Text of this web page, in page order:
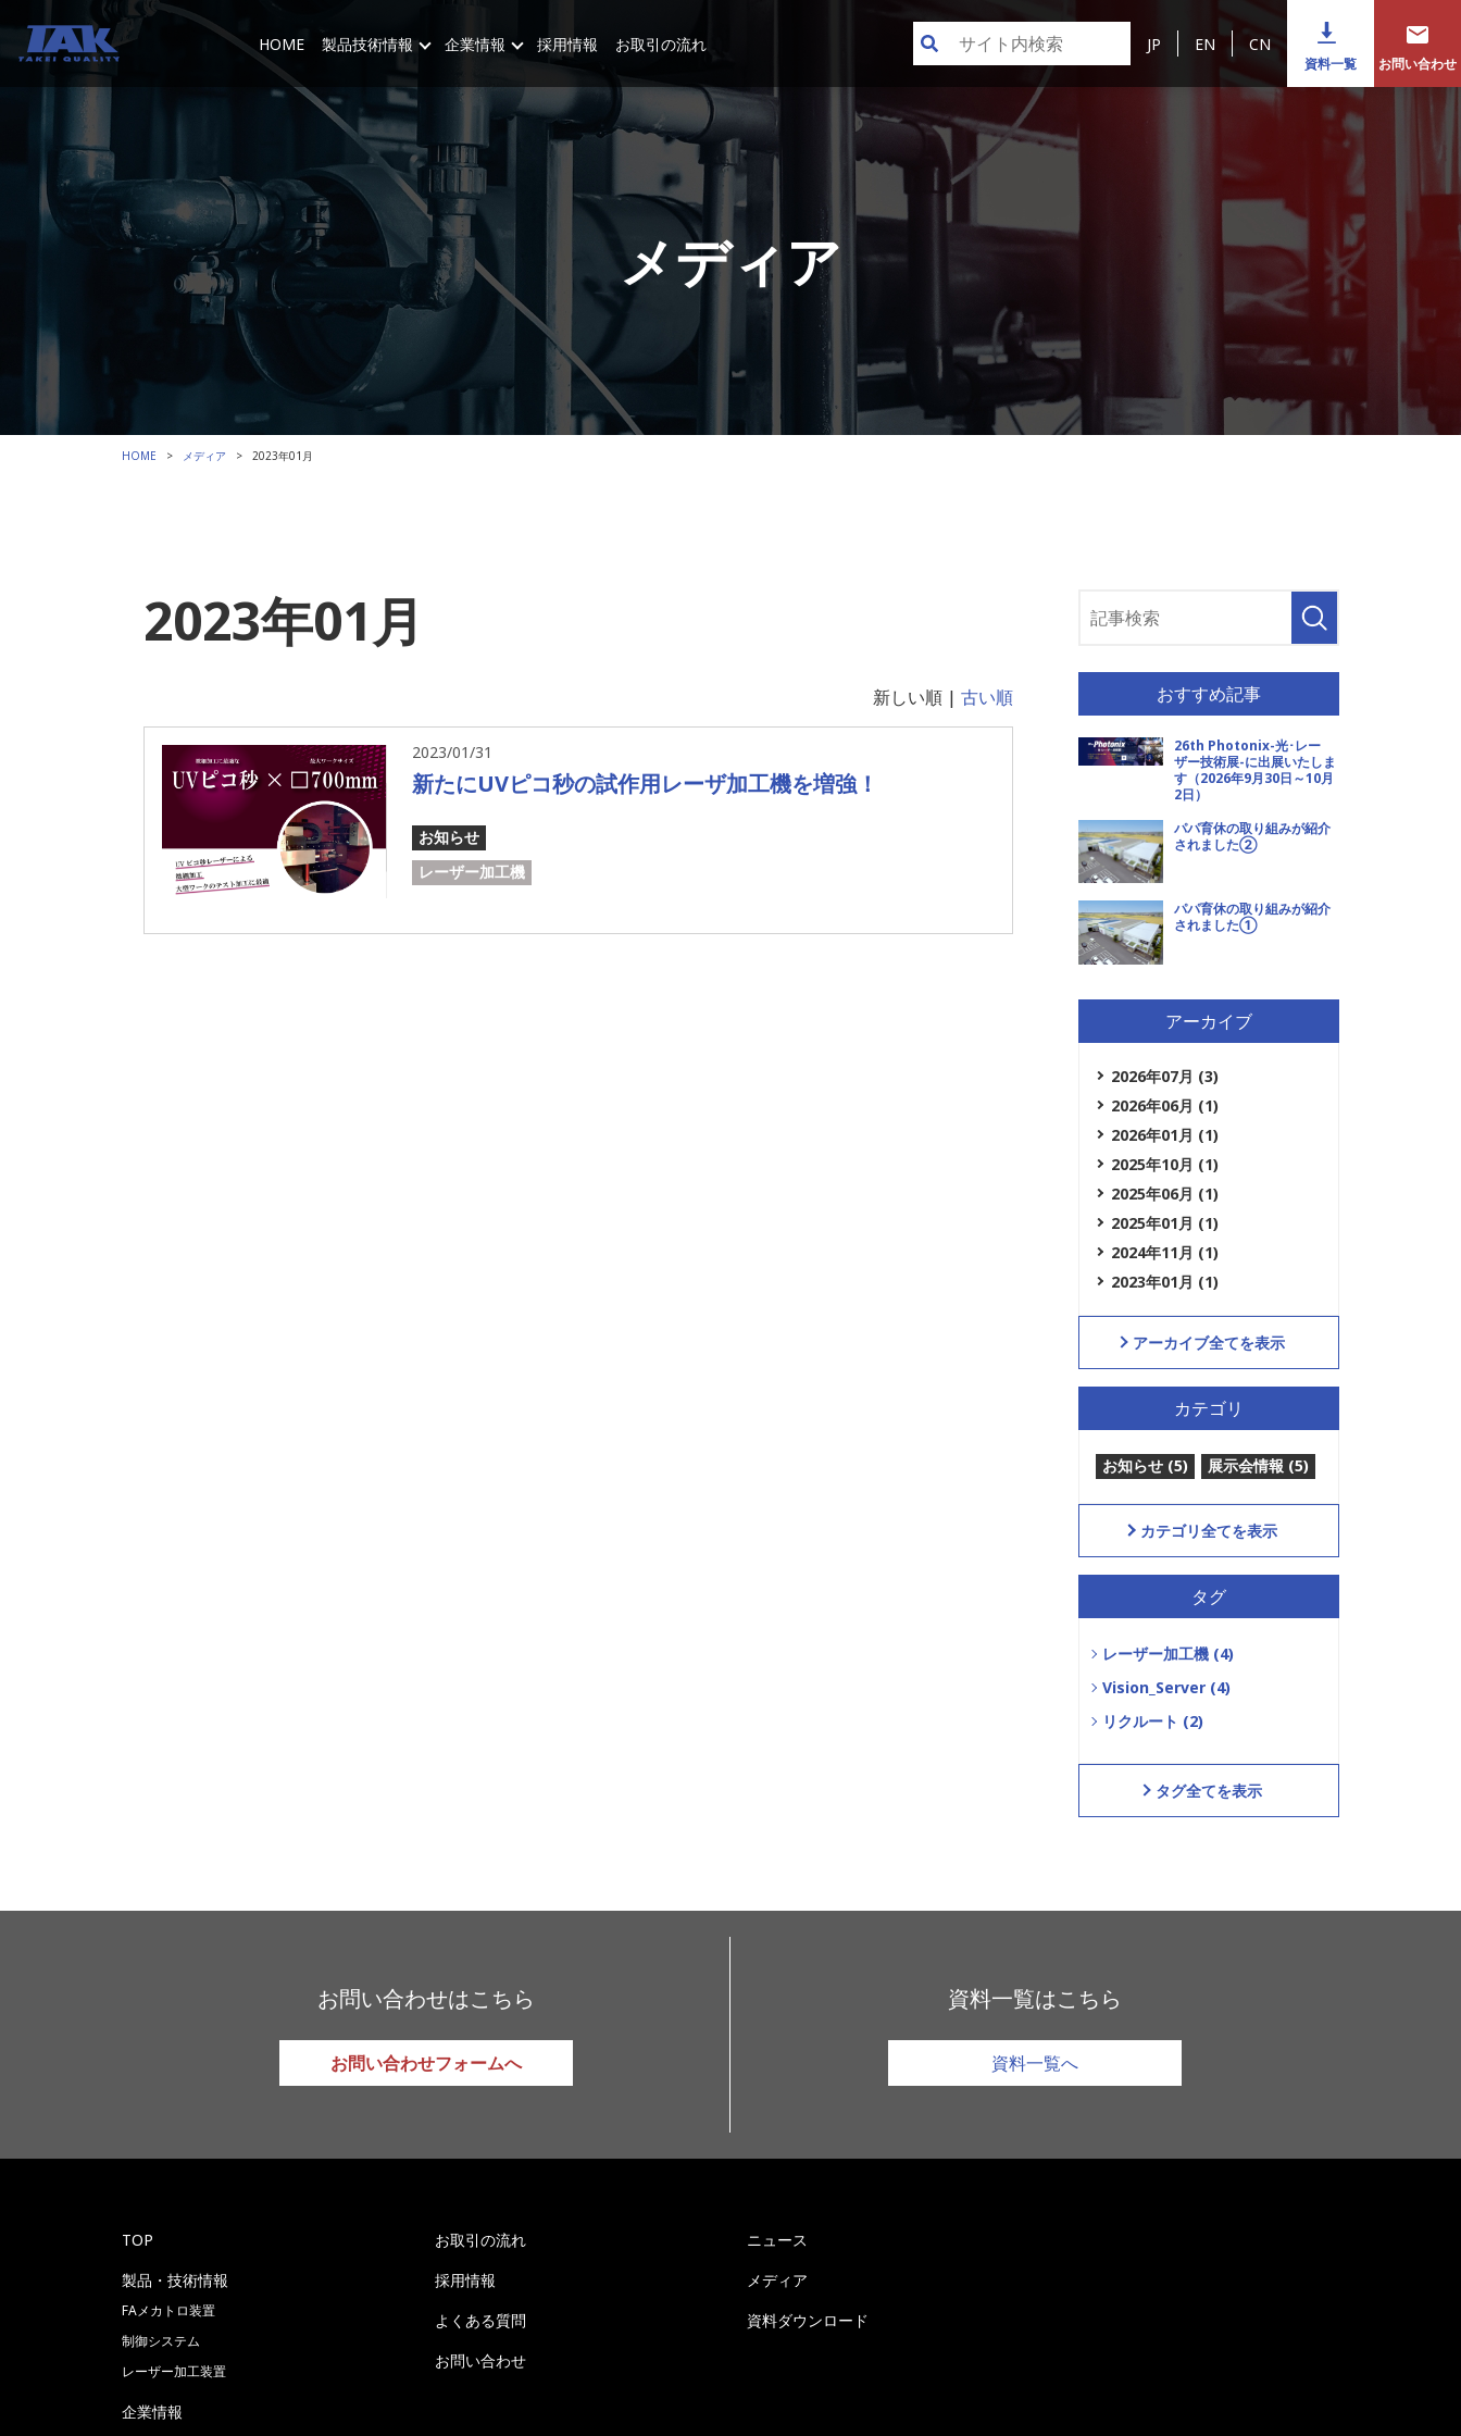
HOME 製品技術情報 企業情報 採用情報 お取引の流れ JP EN CN
資料一覧 お問い合わせ
メディア
HOME メディア 2023年01月
2023年01月
新しい順 | 古い順
2023/01/31
新たにUVピコ秒の試作用レーザ加工機を増強！
お知らせ
レーザー加工機
おすすめ記事
26th Photonix-光･レー
ザー技術展-に出展いたしま
す（2026年9月30日～10月
2日）
パパ育休の取り組みが紹介
されました②
パパ育休の取り組みが紹介
されました①
アーカイブ
2026年07月 (3)
2026年06月 (1)
2026年01月 (1)
2025年10月 (1)
2025年06月 (1)
2025年01月 (1)
2024年11月 (1)
2023年01月 (1)
アーカイブ全てを表示
カテゴリ
お知らせ (5) 展示会情報 (5)
カテゴリ全てを表示
タグ
レーザー加工機 (4)
Vision_Server (4)
リクルート (2)
タグ全てを表示
お問い合わせはこちら
お問い合わせフォームへ
資料一覧はこちら
資料一覧へ
TOP
製品・技術情報
FAメカトロ装置
制御システム
レーザー加工装置
企業情報
お取引の流れ
採用情報
よくある質問
お問い合わせ
ニュース
メディア
資料ダウンロード